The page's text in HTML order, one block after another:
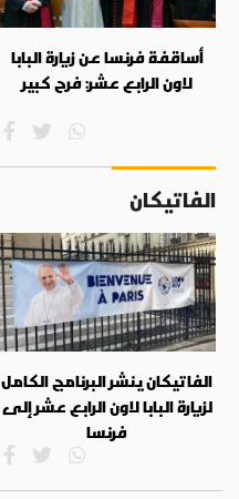
أساقفة فرنسا عن زيارة البابا
لاون الرابع عشر: فرح كبير
الفاتيكان
الفاتيكان ينشر البرنامج الكامل
لزيارة البابا لاون الرابع عشر إلى
فرنسا